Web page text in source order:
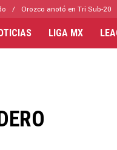
Orozco anotó en Tri Sub-20
LIGA MX